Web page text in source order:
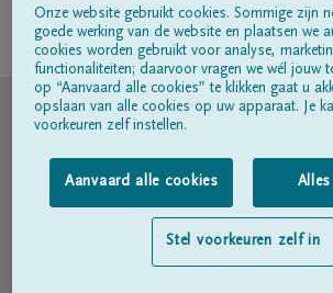
Volg ons op
© DELA
Gebruiksvoorwaarden
Privacyverklaring
Onze website gebruikt cookies. Sommige zijn
goede werking van de website en plaatsen we
cookies worden gebruikt voor analyse,
functionaliteiten; daarvoor vragen we wél jouw
op “Aanvaard alle cookies” te klikken gaat u
opslaan van alle cookies op uw apparaat. Je
voorkeuren zelf instellen.
Aanvaard alle cookies
Stel voorkeuren zelf in